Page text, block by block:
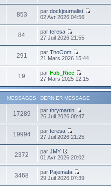
853 pardockjournalist
02 Avr 2026 04:56
84 parteresa
27 Juil 2026 21:55
291 parThoOom
21 Mars 2026 15:44
19 parFab_Rice
27 Mars 2025 12:15
MESSAGES DERNIER MESSAGE
17289 parthrymartin
26 Juil 2026 08:47
19994 parteresa
27 Juil 2026 21:25
2372 parJMY
01 Avr 2026 20:02
3468 par Pajemafa
29 Juil 2026 07:39